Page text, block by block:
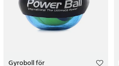
Gyroboll för